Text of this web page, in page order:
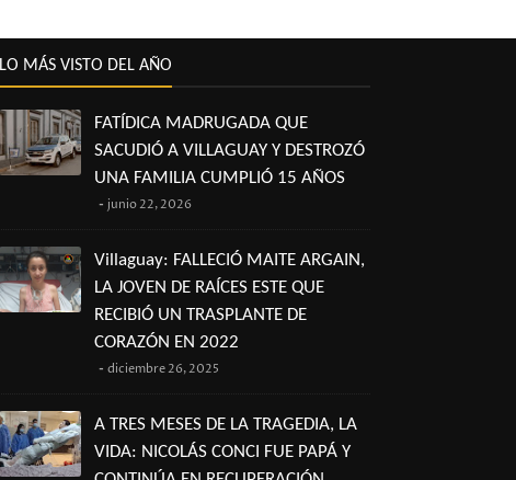
LO MÁS VISTO DEL AÑO
FATÍDICA MADRUGADA QUE
SACUDIÓ A VILLAGUAY Y DESTROZÓ
UNA FAMILIA CUMPLIÓ 15 AÑOS
junio 22, 2026
Villaguay: FALLECIÓ MAITE ARGAIN,
LA JOVEN DE RAÍCES ESTE QUE
RECIBIÓ UN TRASPLANTE DE
CORAZÓN EN 2022
diciembre 26, 2025
A TRES MESES DE LA TRAGEDIA, LA
VIDA: NICOLÁS CONCI FUE PAPÁ Y